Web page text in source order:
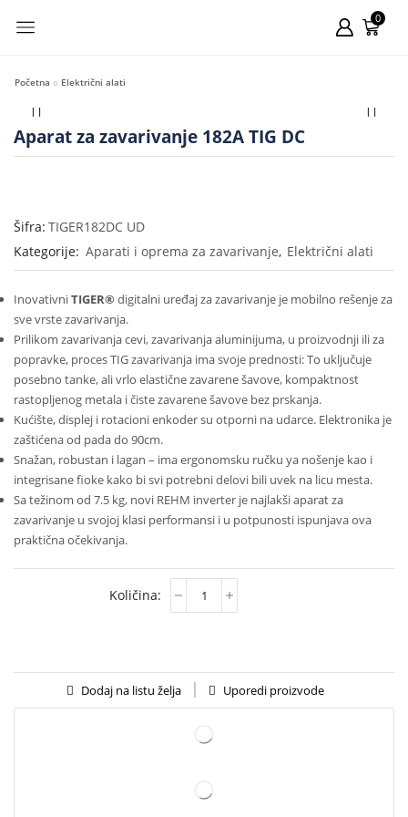
0
Početna Električni alati
Aparat za zavarivanje 182A TIG DC
Šifra: TIGER182DC UD
Kategorije: Aparati i oprema za zavarivanje, Električni alati
InovativniTIGER®digitalni uređaj za zavarivanje je mobilno rešenje za
sve vrste zavarivanja.
Prilikom zavarivanja cevi, zavarivanja aluminijuma, u proizvodnji ili za
popravke, proces TIG zavarivanja ima svoje prednosti: To uključuje
posebno tanke, ali vrlo elastične zavarene šavove, kompaktnost
rastopljenog metala i čiste zavarene šavove bez prskanja.
Kućište, displej i rotacioni enkoder su otporni na udarce. Elektronika je
zaštićena od pada do 90cm.
Snažan, robustan i lagan – ima ergonomsku ručku ya nošenje kao i
integrisane fioke kako bi svi potrebni delovi bili uvek na licu mesta.
Sa težinom od 7.5 kg, novi REHM inverter je najlakši aparat za
zavarivanje u svojoj klasi performansi i u potpunosti ispunjava ova
praktična očekivanja.
Dodaj na listu želja Uporedi proizvode